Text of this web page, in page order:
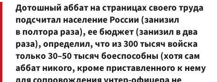
Дотошный аббат на страницах своего труда
подсчитал население России (занизил
в полтора раза), ее бюджет (занизил в два
раза), определил, что из 300 тысяч войска
только 30–50 тысяч боеспособны (хотя сам
аббат никого, кроме приставленного к нему